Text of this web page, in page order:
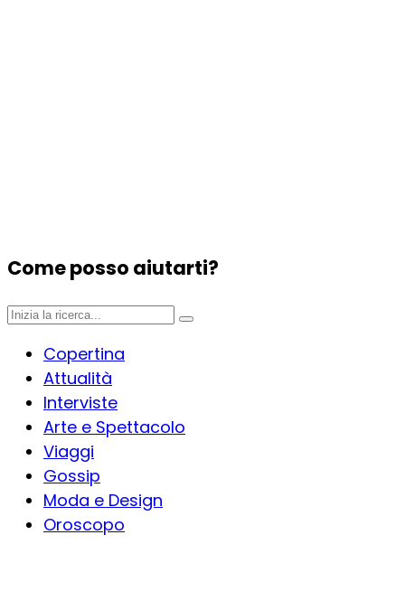
Come posso aiutarti?
Copertina
Attualità
Interviste
Arte e Spettacolo
Viaggi
Gossip
Moda e Design
Oroscopo